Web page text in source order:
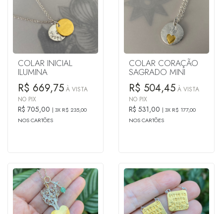
COLAR INICIAL
ILUMINA
R$ 669,75 À VISTA
NO PIX
R$ 705,00
3X R$ 235,00
NOS CARTÕES
COLAR CORAÇÃO
SAGRADO MINI
R$ 504,45 À VISTA
NO PIX
R$ 531,00
3X R$ 177,00
NOS CARTÕES